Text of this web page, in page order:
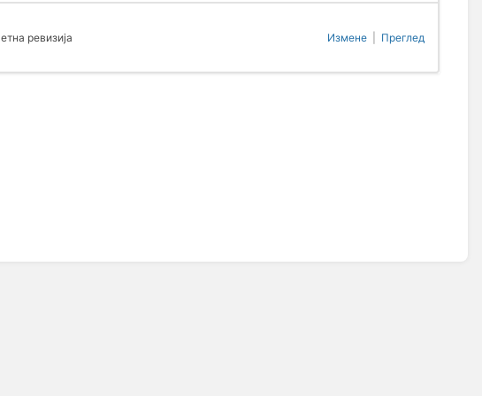
ревизија Измене Преглед